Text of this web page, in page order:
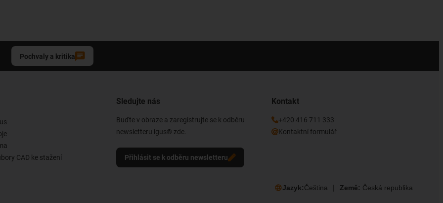
Pochvaly a kritika
CAD ke stažení
Sledujte nás
Buďte v obraze a zaregistrujte se k odběru
newsletteru igus® zde.
Přihlásit se k odběru newsletteru
Kontakt
+420 416 711 333
Kontaktní formulář
Jazyk:Čeština Země: Česká republika